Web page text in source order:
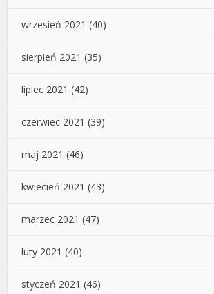
wrzesień 2021 (40)
sierpień 2021 (35)
lipiec 2021 (42)
czerwiec 2021 (39)
maj 2021 (46)
kwiecień 2021 (43)
marzec 2021 (47)
luty 2021 (40)
styczeń 2021 (46)